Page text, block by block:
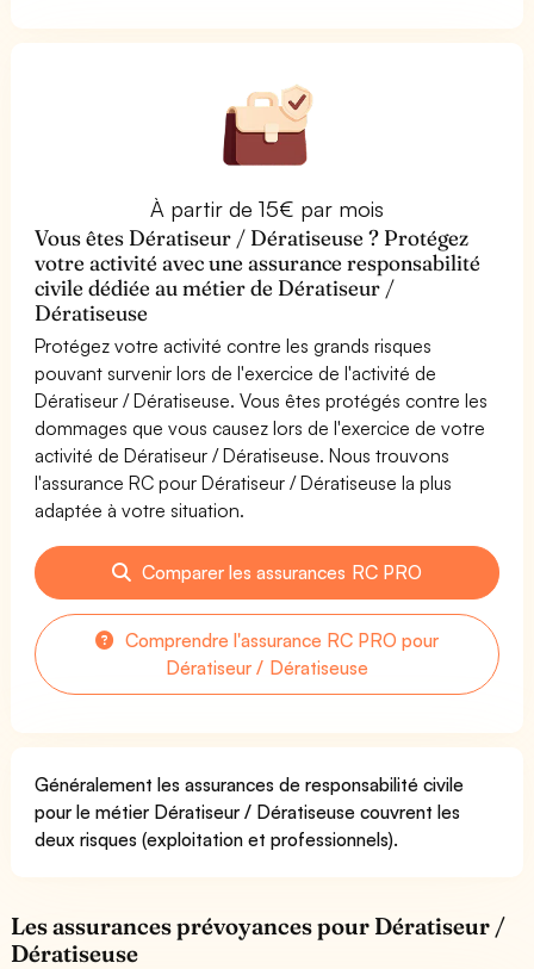
À partir de 15€ par mois
Vous êtes Dératiseur / Dératiseuse ? Protégez
votre activité avec une assurance responsabilité
civile dédiée au métier de Dératiseur /
Dératiseuse
Protégez votre activité contre les grands risques
pouvant survenir lors de l'exercice de l'activité de
Dératiseur / Dératiseuse. Vous êtes protégés contre les
dommages que vous causez lors de l'exercice de votre
activité de Dératiseur / Dératiseuse. Nous trouvons
l'assurance RC pour Dératiseur / Dératiseuse la plus
adaptée à votre situation.
Comparer les assurances RC PRO
Comprendre l'assurance RC PRO pour
Dératiseur / Dératiseuse
Généralement les assurances de responsabilité civile
pour le métier Dératiseur / Dératiseuse couvrent les
deux risques (exploitation et professionnels).
Les assurances prévoyances pour Dératiseur /
Dératiseuse